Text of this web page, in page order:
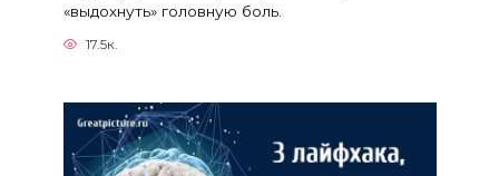
«выдохнуть» головную боль.
17.5к.